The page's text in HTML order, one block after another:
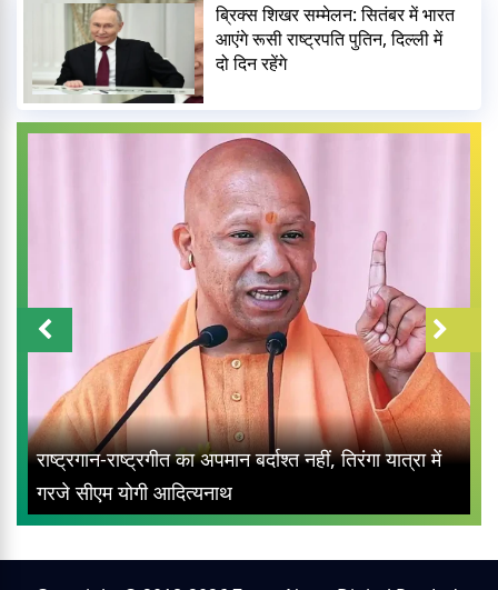
ब्रिक्स शिखर सम्मेलन: सितंबर में भारत
आएंगे रूसी राष्ट्रपति पुतिन, दिल्ली में
दो दिन रहेंगे
राष्ट्रगान-राष्ट्रगीत का अपमान बर्दाश्त नहीं, तिरंगा यात्रा में
गरजे सीएम योगी आदित्यनाथ